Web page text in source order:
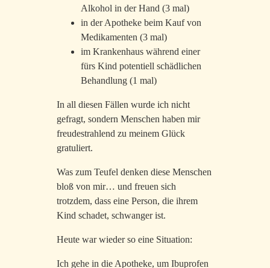
Alkohol in der Hand (3 mal)
in der Apotheke beim Kauf von
Medikamenten (3 mal)
im Krankenhaus während einer
fürs Kind potentiell schädlichen
Behandlung (1 mal)
In all diesen Fällen wurde ich nicht
gefragt, sondern Menschen haben mir
freudestrahlend zu meinem Glück
gratuliert.
Was zum Teufel denken diese Menschen
bloß von mir… und freuen sich
trotzdem, dass eine Person, die ihrem
Kind schadet, schwanger ist.
Heute war wieder so eine Situation:
Ich gehe in die Apotheke, um Ibuprofen